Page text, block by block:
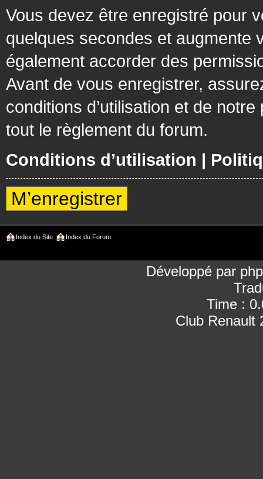
Vous devez être enregistré pour
quelques secondes et augmente
également accorder des
Avant de vous enregistrer,
conditions d’utilisation et de
tout le règlement du forum.
Conditions d’utilisation |
M’enregistrer
Index du Site Index du Forum
Développé par
Time :
Club Renault